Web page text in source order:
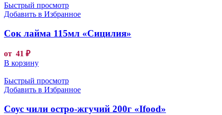
Быстрый просмотр
Добавить в Избранное
Сок лайма 115мл «Сицилия»
от 41 ₽
В корзину
Быстрый просмотр
Добавить в Избранное
Соус чили остро-жгучий 200г «Ifood»